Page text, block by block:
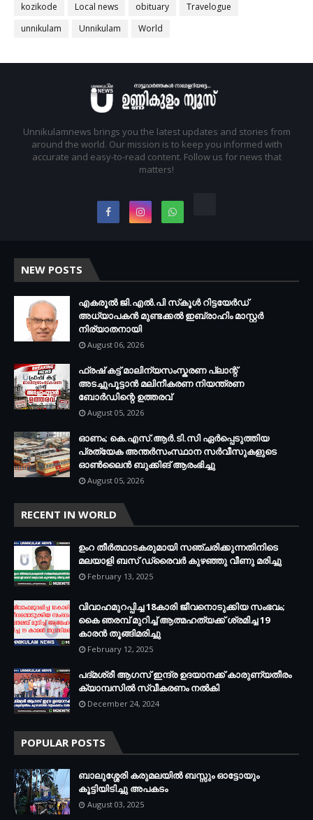
kozikode
Local news obituary
Travelogue
unnikulam
Unnikulam World
Unnikulamnews brings you the latest updates and stories from
around the world. Our mission is to keep you informed with
accurate and easy-to-read content. Follow us for news that
matters!
NEW POSTS
എകരൂൽ ജി.എൽ.പി സ്‌കൂൾ റിട്ടയേർഡ്
അധ്യാപകൻ മുണ്ടക്കൽ ഇബ്രാഹിം മാസ്റ്റർ
നിര്യാതനായി
August 06, 2026
ഫ്രഷ് കട്ട് മാലിന്യസംസ്കരണ പ്ലാന്റ്
അടച്ചുപൂട്ടാൻ മലിനീകരണ നിയന്ത്രണ
ബോർഡിന്റെ ഉത്തരവ്
August 05, 2026
ഓണം; കെ.എസ്.ആർ.ടി.സി ഏർപ്പെടുത്തിയ
പ്രത്യേക അന്തർസംസ്ഥാന സർവീസുകളുടെ
ഓൺലൈൻ ബുക്കിങ് ആരംഭിച്ചു
August 05, 2026
RECENT IN WORLD
ഉംറ തീർത്ഥാടകരുമായി സഞ്ചരിക്കുന്നതിനിടെ
മലയാളി ബസ് ഡ്രൈവർ കുഴഞ്ഞു വീണു മരിച്ചു
February 13, 2025
വിവാഹമുറപ്പിച്ച 18കാരി ജീവനൊടുക്കിയ സംഭവം;
കൈ ഞരമ്പ് മുറിച്ച് ആത്മഹത്യക്ക് ശ്രമിച്ച 19
കാരൻ തൂങ്ങിമരിച്ചു
February 12, 2025
പദ്മശ്രീ ആഗസ് ഇന്ദ്ര ഉദയാനക്ക് കാരുണ്യതീരം
ക്യാമ്പസിൽ സ്വീകരണം നൽകി
December 24, 2024
POPULAR POSTS
ബാലുശ്ശേരി കരുമലയില്‍ ബസ്സും ഓട്ടോയും
കൂട്ടിയിടിച്ചു അപകടം
August 03, 2025